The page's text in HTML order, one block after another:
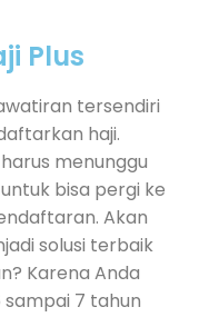
Plus
tersendiri
haji.
menunggu
bisa pergi ke
Akan
solusi terbaik
Karena Anda
7 tahun